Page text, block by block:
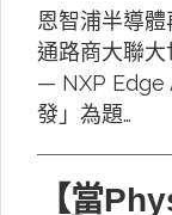
恩智浦半導
通路商大聯
— NXP Edge
發」為題…
【當